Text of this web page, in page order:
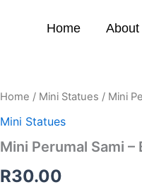
Home About
Home / Mini Statues / Mini
Mini Statues
Mini Perumal Sami –
R30.00